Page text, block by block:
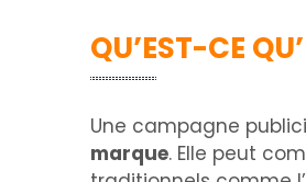
QU’EST-CE
Une campagne
marque. Elle peut